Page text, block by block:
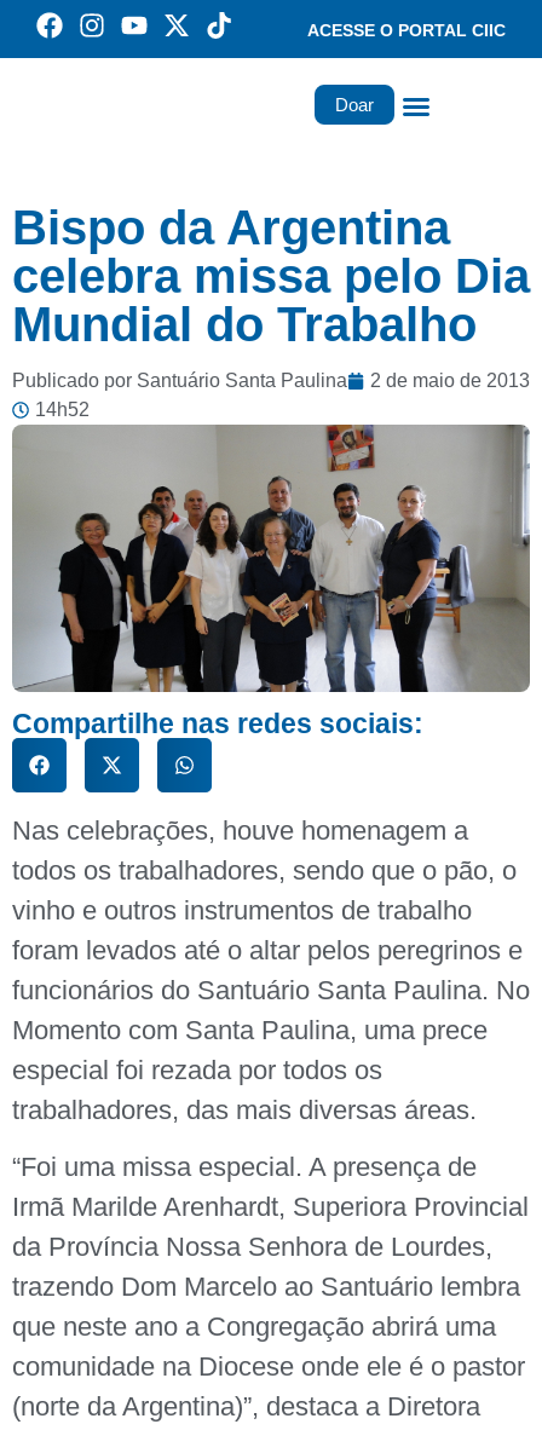
ACESSE O PORTAL CIIC
Doar
Bispo da Argentina
celebra missa pelo Dia
Mundial do Trabalho
Publicado por Santuário Santa Paulina
2 de maio de 2013
14h52
Compartilhe nas redes sociais:
Nas celebrações, houve homenagem a
todos os trabalhadores, sendo que o pão, o
vinho e outros instrumentos de trabalho
foram levados até o altar pelos peregrinos e
funcionários do Santuário Santa Paulina. No
Momento com Santa Paulina, uma prece
especial foi rezada por todos os
trabalhadores, das mais diversas áreas.
“Foi uma missa especial. A presença de
Irmã Marilde Arenhardt, Superiora Provincial
da Província Nossa Senhora de Lourdes,
trazendo Dom Marcelo ao Santuário lembra
que neste ano a Congregação abrirá uma
comunidade na Diocese onde ele é o pastor
(norte da Argentina)”, destaca a Diretora